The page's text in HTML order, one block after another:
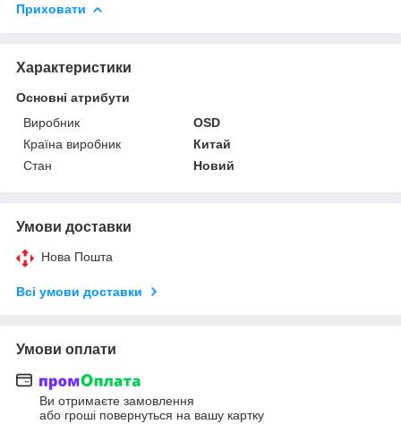
Приховати
Характеристики
Основні атрибути
Виробник
ОSD
Країна виробник
Китай
Стан
Новий
Умови доставки
Нова Пошта
Всі умови доставки
Умови оплати
Ви отримаєте замовлення
або гроші повернуться на вашу картку